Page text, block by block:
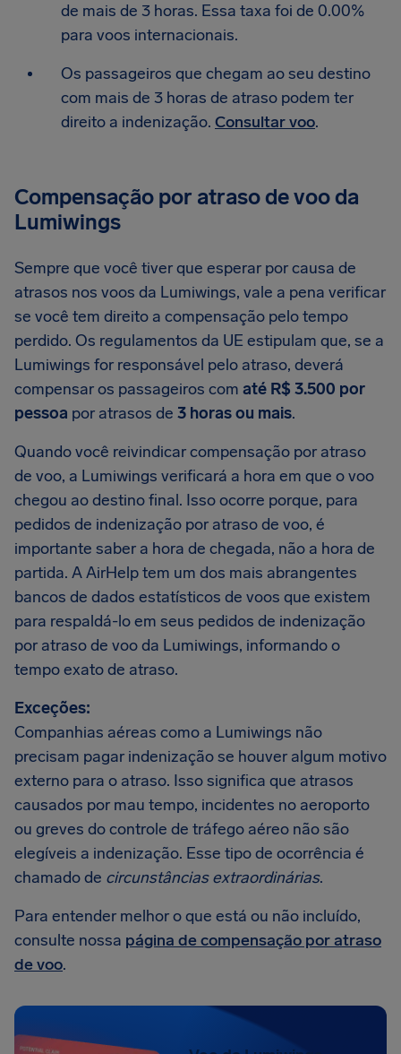
de mais de 3 horas. Essa taxa foi de 0.00%
para voos internacionais.
Os passageiros que chegam ao seu destino
com mais de 3 horas de atraso podem ter
direito a indenização. Consultar voo.
Compensação por atraso de voo da
Lumiwings
Sempre que você tiver que esperar por causa de
atrasos nos voos da Lumiwings, vale a pena verificar
se você tem direito a compensação pelo tempo
perdido. Os regulamentos da UE estipulam que, se a
Lumiwings for responsável pelo atraso, deverá
compensar os passageiros com até R$ 3.500 por
pessoa por atrasos de 3 horas ou mais.
Quando você reivindicar compensação por atraso
de voo, a Lumiwings verificará a hora em que o voo
chegou ao destino final. Isso ocorre porque, para
pedidos de indenização por atraso de voo, é
importante saber a hora de chegada, não a hora de
partida. A AirHelp tem um dos mais abrangentes
bancos de dados estatísticos de voos que existem
para respaldá-lo em seus pedidos de indenização
por atraso de voo da Lumiwings, informando o
tempo exato de atraso.
Exceções:
Companhias aéreas como a Lumiwings não
precisam pagar indenização se houver algum motivo
externo para o atraso. Isso significa que atrasos
causados por mau tempo, incidentes no aeroporto
ou greves do controle de tráfego aéreo não são
elegíveis a indenização. Esse tipo de ocorrência é
chamado de circunstâncias extraordinárias.
Para entender melhor o que está ou não incluído,
consulte nossa página de compensação por atraso
de voo.